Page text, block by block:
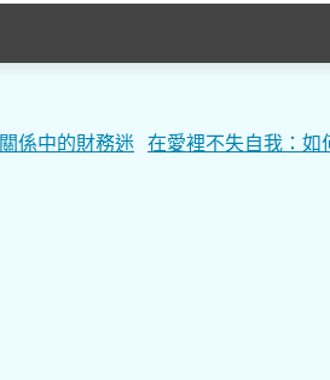
係中的財務迷 在愛裡不失自我：如